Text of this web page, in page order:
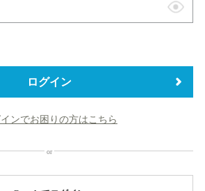
表
替
ログイン
ンでお困りの方はこちら